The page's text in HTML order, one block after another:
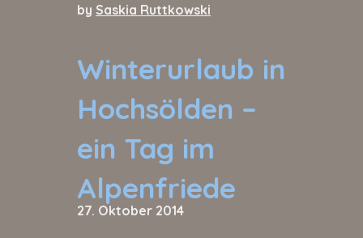
by Saskia Ruttkowski
Winterurlaub in
Hochsölden –
ein Tag im
Alpenfriede
27. Oktober 2014